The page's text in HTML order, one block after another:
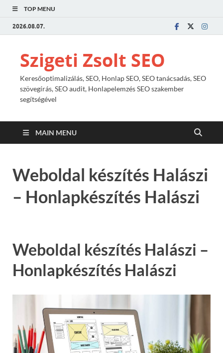
TOP MENU
2026.08.07.
Szigeti Zsolt SEO
Keresőoptimalizálás, SEO, Honlap SEO, SEO tanácsadás, SEO
szövegírás, SEO audit, Honlapelemzés SEO szakember
segítségével
MAIN MENU
Weboldal készítés Halászi
– Honlapkészítés Halászi
Weboldal készítés Halászi –
Honlapkészítés Halászi